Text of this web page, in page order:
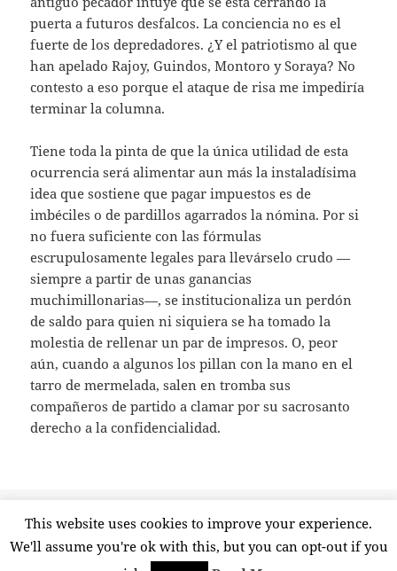
puerta a futuros desfalcos. La conciencia no es el
fuerte de los depredadores. ¿Y el patriotismo al que
han apelado Rajoy, Guindos, Montoro y Soraya? No
contesto a eso porque el ataque de risa me impediría
terminar la columna.
Tiene toda la pinta de que la única utilidad de esta
ocurrencia será alimentar aun más la instaladísima
idea que sostiene que pagar impuestos es de
imbéciles o de pardillos agarrados la nómina. Por si
no fuera suficiente con las fórmulas
escrupulosamente legales para llevárselo crudo —
siempre a partir de unas ganancias
muchimillonarias—, se institucionaliza un perdón
de saldo para quien ni siquiera se ha tomado la
molestia de rellenar un par de impresos. O, peor
aún, cuando a algunos los pillan con la mano en el
tarro de mermelada, salen en tromba sus
compañeros de partido a clamar por su sacrosanto
derecho a la confidencialidad.
el
2 comentariosen Perdón de saldo
This website uses cookies to improve your experience.
We'll assume you're ok with this, but you can opt-out if you